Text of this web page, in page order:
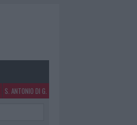
S. ANTONIO DI G.